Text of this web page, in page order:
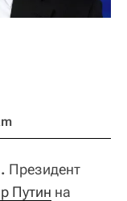
Президент
Путин на